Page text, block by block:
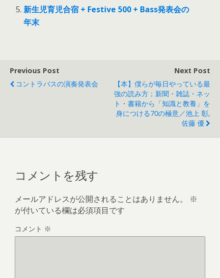
新生児育児合宿 + Festive 500 + Bass発表会の
年末
Previous Post
コントラバスの演奏発表会
Next Post
【本】僕らが毎日やっている最
強の読み方；新聞・雑誌・ネッ
ト・書籍から「知識と教養」を
身につける70の極意／池上 彰,
佐藤 優
コメントを残す
メールアドレスが公開されることはありません。
※
が付いている欄は必須項目です
コメント ※